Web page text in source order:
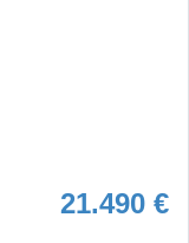
21.490 €